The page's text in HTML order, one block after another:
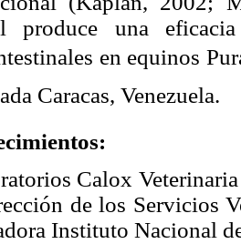
produce una
en equinos
Caracas, Venezuela.
Calox
de los Servicios
Instituto Nacional